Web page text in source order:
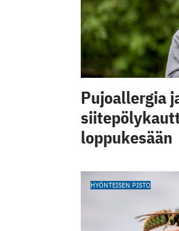
Pujoallergia
loppukesään
HYÖNTEISEN PISTO